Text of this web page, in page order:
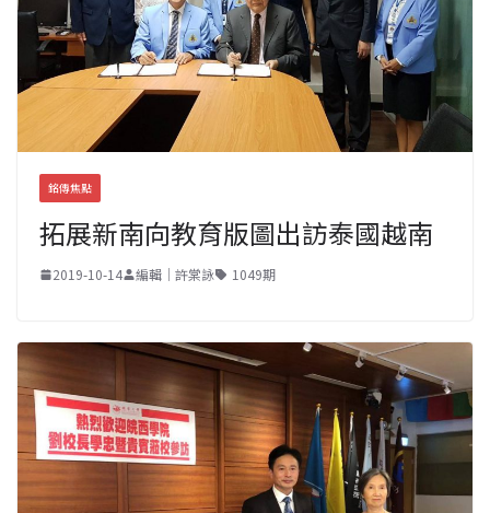
銘傳焦點
拓展新南向教育版圖出訪泰國越南
2019-10-14 編輯｜許棠詠 1049期